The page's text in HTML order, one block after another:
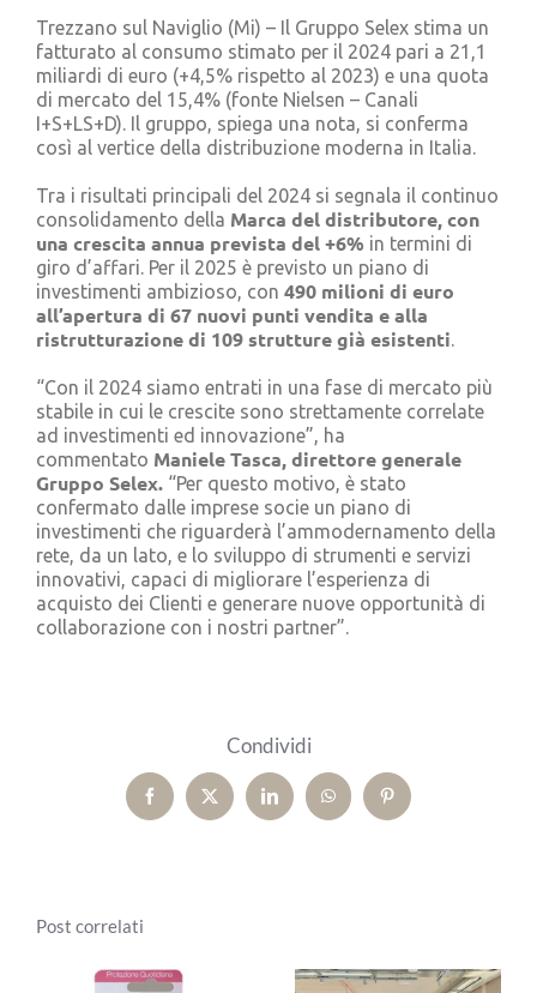
Cerca
per:Trezzano sul Naviglio (Mi) – Il Gruppo Selex stima un
fatturato al consumo stimato per il 2024 pari a 21,1
miliardi di euro (+4,5% rispetto al 2023) e una quota
di mercato del 15,4% (fonte Nielsen – Canali
I+S+LS+D). Il gruppo, spiega una nota, si conferma
così al vertice della distribuzione moderna in Italia.
Tra i risultati principali del 2024 si segnala il continuo
consolidamento della Marca del distributore, con
una crescita annua prevista del +6% in termini di
giro d’affari. Per il 2025 è previsto un piano di
investimenti ambizioso, con 490 milioni di euro
all’apertura di 67 nuovi punti vendita e alla
ristrutturazione di 109 strutture già esistenti.
“Con il 2024 siamo entrati in una fase di mercato più
stabile in cui le crescite sono strettamente correlate
ad investimenti ed innovazione”, ha
commentato Maniele Tasca, direttore generale
Gruppo Selex. “Per questo motivo, è stato
confermato dalle imprese socie un piano di
investimenti che riguarderà l’ammodernamento della
rete, da un lato, e lo sviluppo di strumenti e servizi
innovativi, capaci di migliorare l’esperienza di
acquisto dei Clienti e generare nuove opportunità di
collaborazione con i nostri partner”.
Condividi
FacebookX LinkedInWhatsAppPinterest
Post correlati